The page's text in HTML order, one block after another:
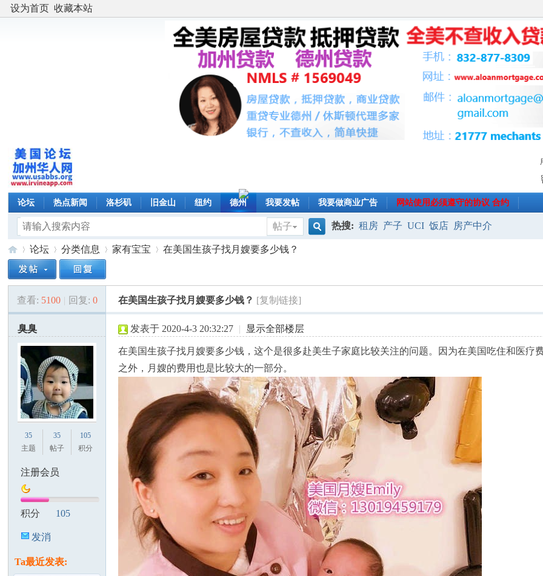
设为首页 收藏本站
论坛 热点新闻 洛杉矶 旧金山 纽约 德州 我要发帖 我要做商业广告 网站使用必须遵守的协议 合约
帖子
热搜: 租房 产子 UCI 饭店 房产中介
美
国
»
论坛
›
分类信息 家有宝宝
›
在美国生孩子找月嫂要多少钱？
查看: 5100 | 回复: 0 在美国生孩子找月嫂要多少钱？ [复制链接]
臭臭
35
主题
35
帖子
105
积分
注册会员
积分 105
发消
Ta最近发表:
发表于 2020-4-3 20:32:27 | 显示全部楼层
在美国生孩子找月嫂要多少钱，这个是很多赴美生子家庭比较关注的问题。因为在美国吃住和医疗
之外，月嫂的费用也是比较大的一部分。